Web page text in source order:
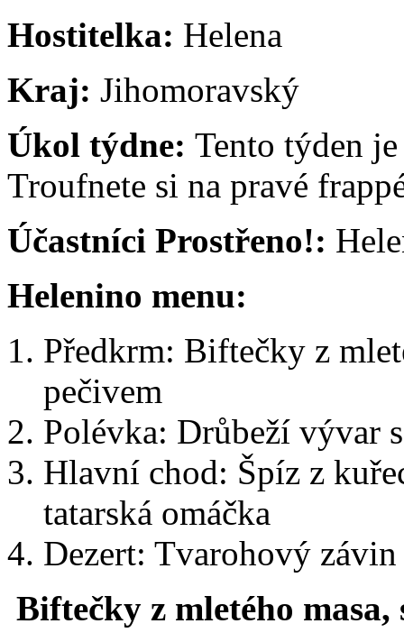
Hostitelka: Helena
Kraj: Jihomoravský
Úkol týdne: Tento týden
Troufnete si na pravé
Účastníci Prostřeno!:
Helenino menu:
Předkrm: Biftečky z
pečivem
Polévka: Drůbeží vývar
Hlavní chod: Špíz z
tatarská omáčka
Dezert: Tvarohový závin
Biftečky z mletého